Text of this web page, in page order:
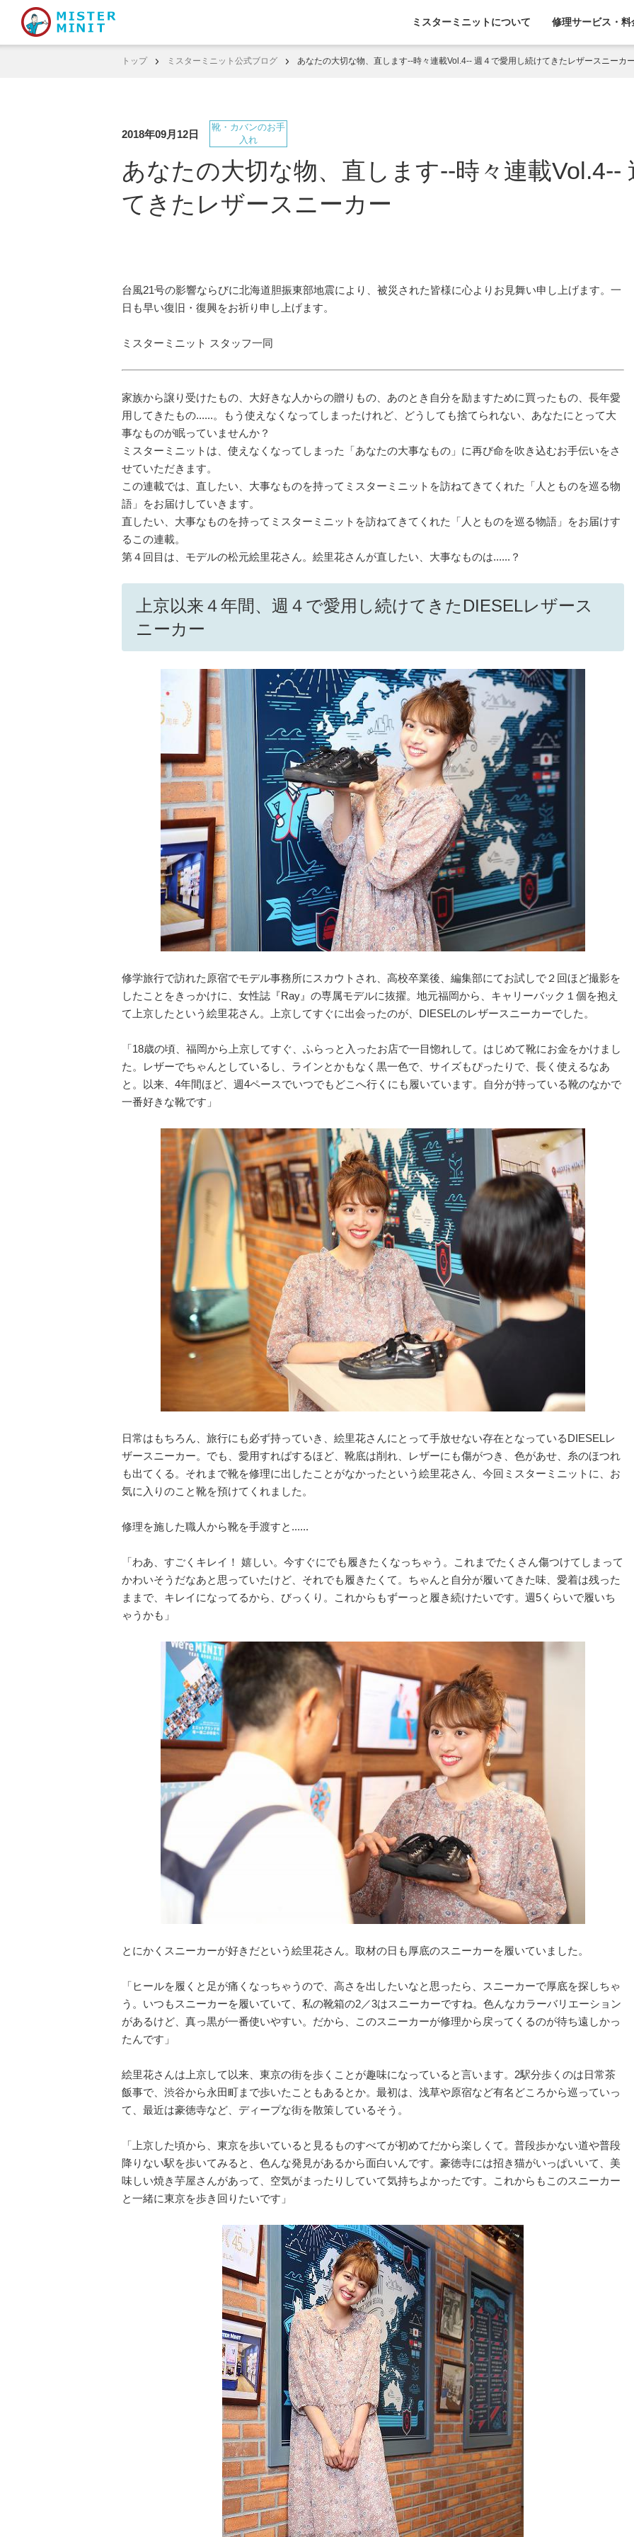
ミスターミニットについて 修理サービス・料
トップ ミスターミニット公式ブログ あなたの大切な物、直します--時々連載Vol.4-- 週４で愛用し続けてきたレザースニーカ
2018年09月12日
靴・カバンのお手
入れ
あなたの大切な物、直します--時々連載Vol.4--
てきたレザースニーカー
台風21号の影響ならびに北海道胆振東部地震により、被災された皆様に心よりお見舞い申し上げます。一
日も早い復旧・復興をお祈り申し上げます。
ミスターミニット スタッフ一同
家族から譲り受けたもの、大好きな人からの贈りもの、あのとき自分を励ますために買ったもの、長年愛
用してきたもの......。もう使えなくなってしまったけれど、どうしても捨てられない、あなたにとって大
事なものが眠っていませんか？
ミスターミニットは、使えなくなってしまった「あなたの大事なもの」に再び命を吹き込むお手伝いをさ
せていただきます。
この連載では、直したい、大事なものを持ってミスターミニットを訪ねてきてくれた「人とものを巡る物
語」をお届けしていきます。
直したい、大事なものを持ってミスターミニットを訪ねてきてくれた「人とものを巡る物語」をお届けす
るこの連載。
第４回目は、モデルの松元絵里花さん。絵里花さんが直したい、大事なものは......？
上京以来４年間、週４で愛用し続けてきたDIESELレザース
ニーカー
修学旅行で訪れた原宿でモデル事務所にスカウトされ、高校卒業後、編集部にてお試しで２回ほど撮影を
したことをきっかけに、女性誌『Ray』の専属モデルに抜擢。地元福岡から、キャリーバック１個を抱え
て上京したという絵里花さん。上京してすぐに出会ったのが、DIESELのレザースニーカーでした。
「18歳の頃、福岡から上京してすぐ、ふらっと入ったお店で一目惚れして。はじめて靴にお金をかけまし
た。レザーでちゃんとしているし、ラインとかもなく黒一色で、サイズもぴったりで、長く使えるなあ
と。以来、4年間ほど、週4ペースでいつでもどこへ行くにも履いています。自分が持っている靴のなかで
一番好きな靴です」
日常はもちろん、旅行にも必ず持っていき、絵里花さんにとって手放せない存在となっているDIESELレ
ザースニーカー。でも、愛用すればするほど、靴底は削れ、レザーにも傷がつき、色があせ、糸のほつれ
も出てくる。それまで靴を修理に出したことがなかったという絵里花さん、今回ミスターミニットに、お
気に入りのこと靴を預けてくれました。
修理を施した職人から靴を手渡すと......
「わあ、すごくキレイ！ 嬉しい。今すぐにでも履きたくなっちゃう。これまでたくさん傷つけてしまって
かわいそうだなあと思っていたけど、それでも履きたくて。ちゃんと自分が履いてきた味、愛着は残った
ままで、キレイになってるから、びっくり。これからもずーっと履き続けたいです。週5くらいで履いち
ゃうかも」
とにかくスニーカーが好きだという絵里花さん。取材の日も厚底のスニーカーを履いていました。
「ヒールを履くと足が痛くなっちゃうので、高さを出したいなと思ったら、スニーカーで厚底を探しちゃ
う。いつもスニーカーを履いていて、私の靴箱の2／3はスニーカーですね。色んなカラーバリエーション
があるけど、真っ黒が一番使いやすい。だから、このスニーカーが修理から戻ってくるのが待ち遠しかっ
たんです」
絵里花さんは上京して以来、東京の街を歩くことが趣味になっていると言います。2駅分歩くのは日常茶
飯事で、渋谷から永田町まで歩いたこともあるとか。最初は、浅草や原宿など有名どころから巡っていっ
て、最近は豪徳寺など、ディープな街を散策しているそう。
「上京した頃から、東京を歩いていると見るものすべてが初めてだから楽しくて。普段歩かない道や普段
降りない駅を歩いてみると、色んな発見があるから面白いんです。豪徳寺には招き猫がいっぱいいて、美
味しい焼き芋屋さんがあって、空気がまったりしていて気持ちよかったです。これからもこのスニーカー
と一緒に東京を歩き回りたいです」